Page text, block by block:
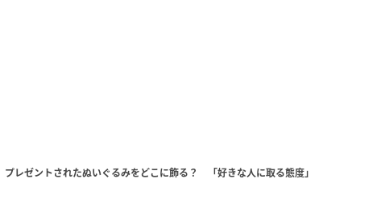
プレゼントされたぬいぐるみをどこに飾る？ 「好きな人に取る態度」